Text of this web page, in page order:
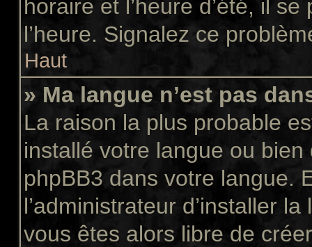
horaire et l’heure d’été, il
l’heure. Signalez ce
Haut
» Ma langue n’est pas
La raison la plus probable
installé votre langue ou
phpBB3 dans votre langue.
l’administrateur d’installer
vous êtes alors libre de